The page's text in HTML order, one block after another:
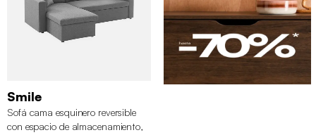
Smile
Sofá cama esquinero reversible
con espacio de almacenamiento,